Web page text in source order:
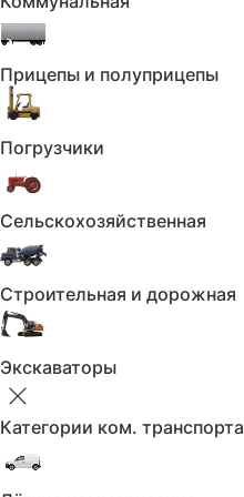
Прицепы и полуприцепы
Погрузчики
Сельскохозяйственная
Строительная и дорожная
Экскаваторы
Категории ком. транспорта
Сбросить
Двигатель
Двигатель
Не выбрано
Двигатель
Применить
Сбросить
Привод
Привод
Не выбрано
Привод